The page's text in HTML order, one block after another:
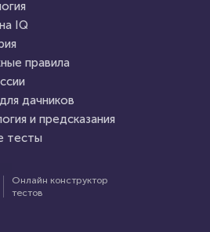
4009
Онлайн конструктор
тестов
IQ
правила
дачников
и предсказания
тесты